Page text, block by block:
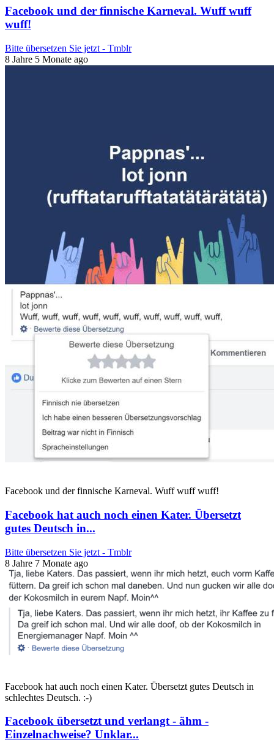
Facebook und der finnische Karneval. Wuff wuff
wuff!
Bitte übersetzen Sie jetzt - Tmblr
8 Jahre 5 Monate ago
Facebook und der finnische Karneval. Wuff wuff wuff!
Facebook hat auch noch einen Kater. Übersetzt
gutes Deutsch in...
Bitte übersetzen Sie jetzt - Tmblr
8 Jahre 7 Monate ago
Facebook hat auch noch einen Kater. Übersetzt gutes Deutsch in
schlechtes Deutsch. :-)
Facebook übersetzt und verlangt - ähm -
Einzelnachweise? Unklar...